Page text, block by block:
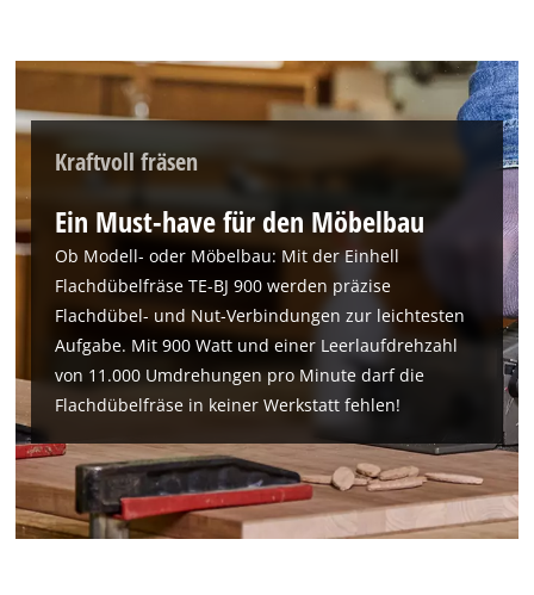
Google Maps laden zu können!
This content is not permitted to load due
to trackers that are not disclosed to the
visitor. The website owner needs to setup
the site with their CMP to add this content
to the list of technologies used.
Powered byUsercentrics Consent
Kraftvoll fräsen
Ein Must-have für den Möbelbau
Ob Modell- oder Möbelbau: Mit der Einhell
Flachdübelfräse TE-BJ 900 werden präzise
Flachdübel- und Nut-Verbindungen zur leichtesten
Aufgabe. Mit 900 Watt und einer Leerlaufdrehzahl
von 11.000 Umdrehungen pro Minute darf die
Flachdübelfräse in keiner Werkstatt fehlen!